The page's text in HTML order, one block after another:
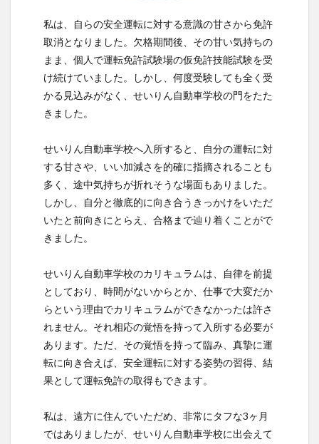
私は、自らの安全運転に対する意識の甘さから免許
取消となりました。欠格期間後、その甘い気持ちの
まま、個人で運転免許試験場の仮免許技能試験を受
け続けていました。しかし、何度受験しても全く受
かる見込みがなく、せいりん自動車学校の門をたた
きました。
せいりん自動車学校へ入所すると、自分の運転に対
する甘さや、いい加減さを的確に指摘されることも
多く、途中気持ちが折れそうな場面もありました。
しかし、自分と徹底的に向き合うきっかけをいただ
いたと前向きにとらえ、合格まで辿り着くことがで
きました。
せいりん自動車学校のカリキュラムは、自律を前提
としており、時間がないからとか、仕事で大変だか
らという理由でカリキュラムができなかったは許さ
れません。それ相応の覚悟を持って入所する必要が
あります。ただ、その覚悟を持って臨み、真摯に運
転に向き合えば、安全運転に対する姿勢の習得、結
果として運転免許の取得もできます。
私は、遠方に住んでいただめ、非常にタフな3ヶ月
ではありましたが、せいりん自動車学校に出会えて